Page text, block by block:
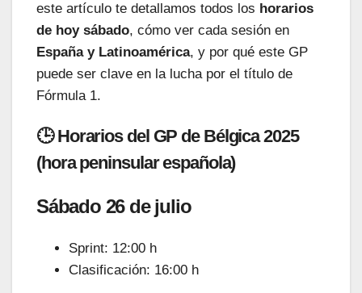
este artículo te detallamos todos los horarios
de hoy sábado, cómo ver cada sesión en
España y Latinoamérica, y por qué este GP
puede ser clave en la lucha por el título de
Fórmula 1.
🕒 Horarios del GP de Bélgica 2025
(hora peninsular española)
Sábado 26 de julio
Sprint: 12:00 h
Clasificación: 16:00 h